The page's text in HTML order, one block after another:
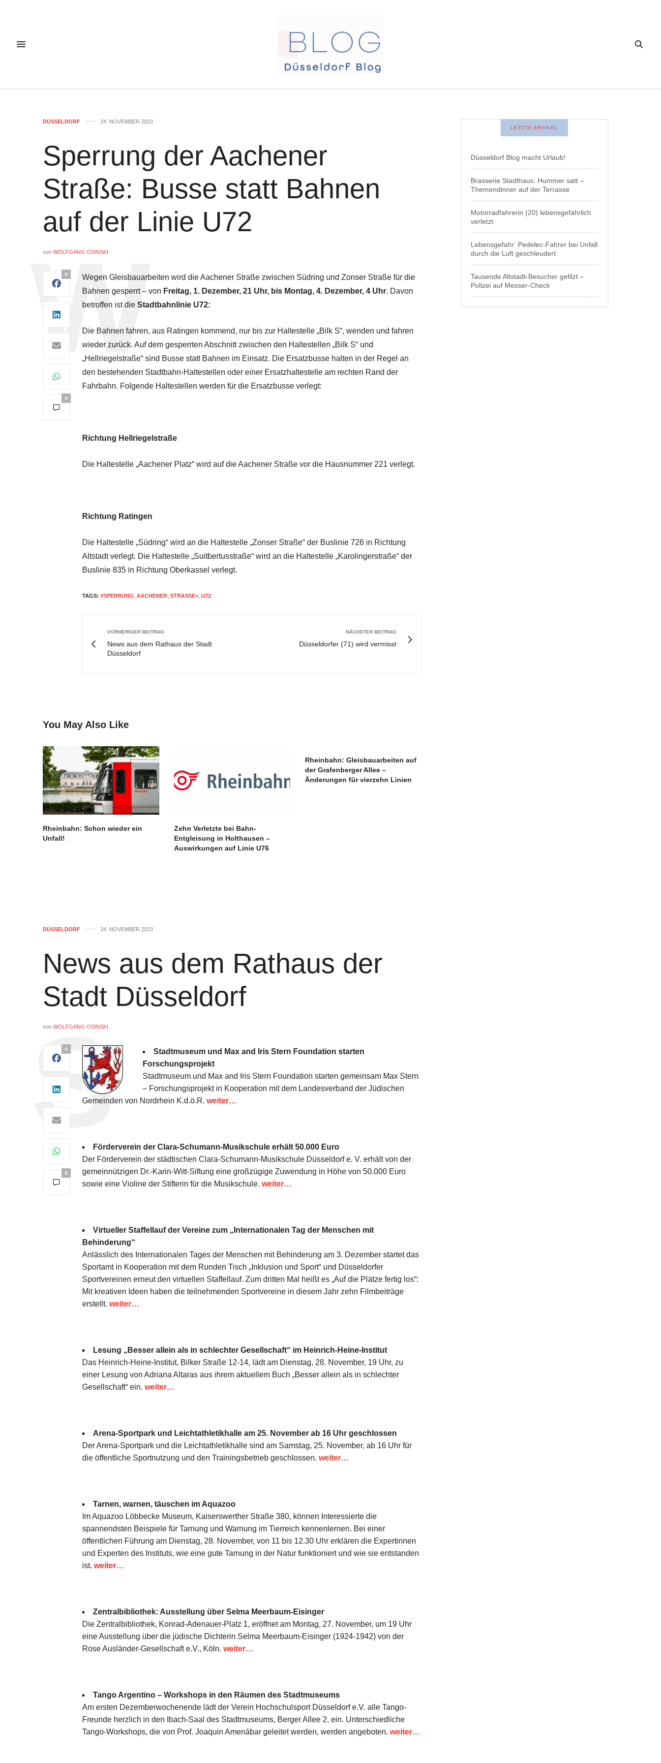
DÜSSELDORF 24. NOVEMBER 2023
Sperrung der Aachener
Straße: Busse statt Bahnen
auf der Linie U72
von WOLFGANG OSINSKI
0
0
Wegen Gleisbauarbeiten wird die Aachener Straße zwischen Südring und Zonser Straße für die
Bahnen gesperrt – von Freitag, 1. Dezember, 21 Uhr, bis Montag, 4. Dezember, 4 Uhr. Davon
betroffen ist die Stadtbahnlinie U72:
Die Bahnen fahren, aus Ratingen kommend, nur bis zur Haltestelle „Bilk S“, wenden und fahren
wieder zurück. Auf dem gesperrten Abschnitt zwischen den Haltestellen „Bilk S“ und
„Hellriegelstraße“ sind Busse statt Bahnen im Einsatz. Die Ersatzbusse halten in der Regel an
den bestehenden Stadtbahn-Haltestellen oder einer Ersatzhaltestelle am rechten Rand der
Fahrbahn. Folgende Haltestellen werden für die Ersatzbusse verlegt:
Richtung Hellriegelstraße
Die Haltestelle „Aachener Platz“ wird auf die Aachener Straße vor die Hausnummer 221 verlegt.
Richtung Ratingen
Die Haltestelle „Südring“ wird an die Haltestelle „Zonser Straße“ der Buslinie 726 in Richtung
Altstadt verlegt. Die Haltestelle „Suitbertusstraße“ wird an die Haltestelle „Karolingerstraße“ der
Buslinie 835 in Richtung Oberkassel verlegt.
TAGS: #SPERRUNG_AACHENER_STRASSE+ U72
VORHERIGER BEITRAG
News aus dem Rathaus der Stadt
Düsseldorf
NÄCHSTER BEITRAG
Düsseldorfer (71) wird vermisst
You May Also Like
Rheinbahn: Schon wieder ein
Unfall!
Zehn Verletzte bei Bahn-
Entgleisung in Holthausen –
Auswirkungen auf Linie U76
Rheinbahn: Gleisbauarbeiten auf
der Grafenberger Allee –
Änderungen für vierzehn Linien
LETZTE ARTIKEL
Düsseldorf Blog macht Urlaub!
Brasserie Stadthaus: Hummer satt –
Themendinner auf der Terrasse
Motorradfahrerin (20) lebensgefährlich
verletzt
Lebensgefahr: Pedelec-Fahrer bei Unfall
durch die Luft geschleudert
Tausende Altstadt-Besucher gefilzt –
Polizei auf Messer-Check
DÜSSELDORF 24. NOVEMBER 2023
News aus dem Rathaus der
Stadt Düsseldorf
von WOLFGANG OSINSKI
0
0
Stadtmuseum und Max and Iris Stern Foundation starten
Forschungsprojekt
Stadtmuseum und Max and Iris Stern Foundation starten gemeinsam Max Stern
– Forschungsprojekt in Kooperation mit dem Landesverband der Jüdischen
Gemeinden von Nordrhein K.d.ö.R. weiter…
Förderverein der Clara-Schumann-Musikschule erhält 50.000 Euro
Der Förderverein der städtischen Clara-Schumann-Musikschule Düsseldorf e. V. erhält von der
gemeinnützigen Dr.-Karin-Witt-Siftung eine großzügige Zuwendung in Höhe von 50.000 Euro
sowie eine Violine der Stifterin für die Musikschule. weiter…
Virtueller Staffellauf der Vereine zum „Internationalen Tag der Menschen mit
Behinderung“
Anlässlich des Internationalen Tages der Menschen mit Behinderung am 3. Dezember startet das
Sportamt in Kooperation mit dem Runden Tisch „Inklusion und Sport“ und Düsseldorfer
Sportvereinen erneut den virtuellen Staffellauf. Zum dritten Mal heißt es „Auf die Plätze fertig los“:
Mit kreativen Ideen haben die teilnehmenden Sportvereine in diesem Jahr zehn Filmbeiträge
erstellt. weiter…
Lesung „Besser allein als in schlechter Gesellschaft“ im Heinrich-Heine-Institut
Das Heinrich-Heine-Institut, Bilker Straße 12-14, lädt am Dienstag, 28. November, 19 Uhr, zu
einer Lesung von Adriana Altaras aus ihrem aktuellem Buch „Besser allein als in schlechter
Gesellschaft“ ein. weiter…
Arena-Sportpark und Leichtathletikhalle am 25. November ab 16 Uhr geschlossen
Der Arena-Sportpark und die Leichtathletikhalle sind am Samstag, 25. November, ab 16 Uhr für
die öffentliche Sportnutzung und den Trainingsbetrieb geschlossen. weiter…
Tarnen, warnen, täuschen im Aquazoo
Im Aquazoo Löbbecke Museum, Kaiserswerther Straße 380, können Interessierte die
spannendsten Beispiele für Tarnung und Warnung im Tierreich kennenlernen. Bei einer
öffentlichen Führung am Dienstag, 28. November, von 11 bis 12.30 Uhr erklären die Expertinnen
und Experten des Instituts, wie eine gute Tarnung in der Natur funktioniert und wie sie entstanden
ist. weiter…
Zentralbibliothek: Ausstellung über Selma Meerbaum-Eisinger
Die Zentralbibliothek, Konrad-Adenauer-Platz 1, eröffnet am Montag, 27. November, um 19 Uhr
eine Ausstellung über die jüdische Dichterin Selma Meerbaum-Eisinger (1924-1942) von der
Rose Ausländer-Gesellschaft e.V., Köln. weiter…
Tango Argentino – Workshops in den Räumen des Stadtmuseums
Am ersten Dezemberwochenende lädt der Verein Hochschulsport Düsseldorf e.V. alle Tango-
Freunde herzlich in den Ibach-Saal des Stadtmuseums, Berger Allee 2, ein. Unterschiedliche
Tango-Workshops, die von Prof. Joaquin Amenábar geleitet werden, werden angeboten. weiter…